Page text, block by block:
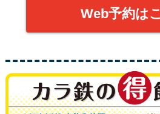
Web予約は